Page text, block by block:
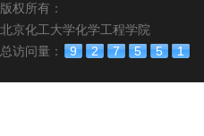
版权所有：
北京化工大学化学工程学院
总访问量：
9 2 7 5 5 1